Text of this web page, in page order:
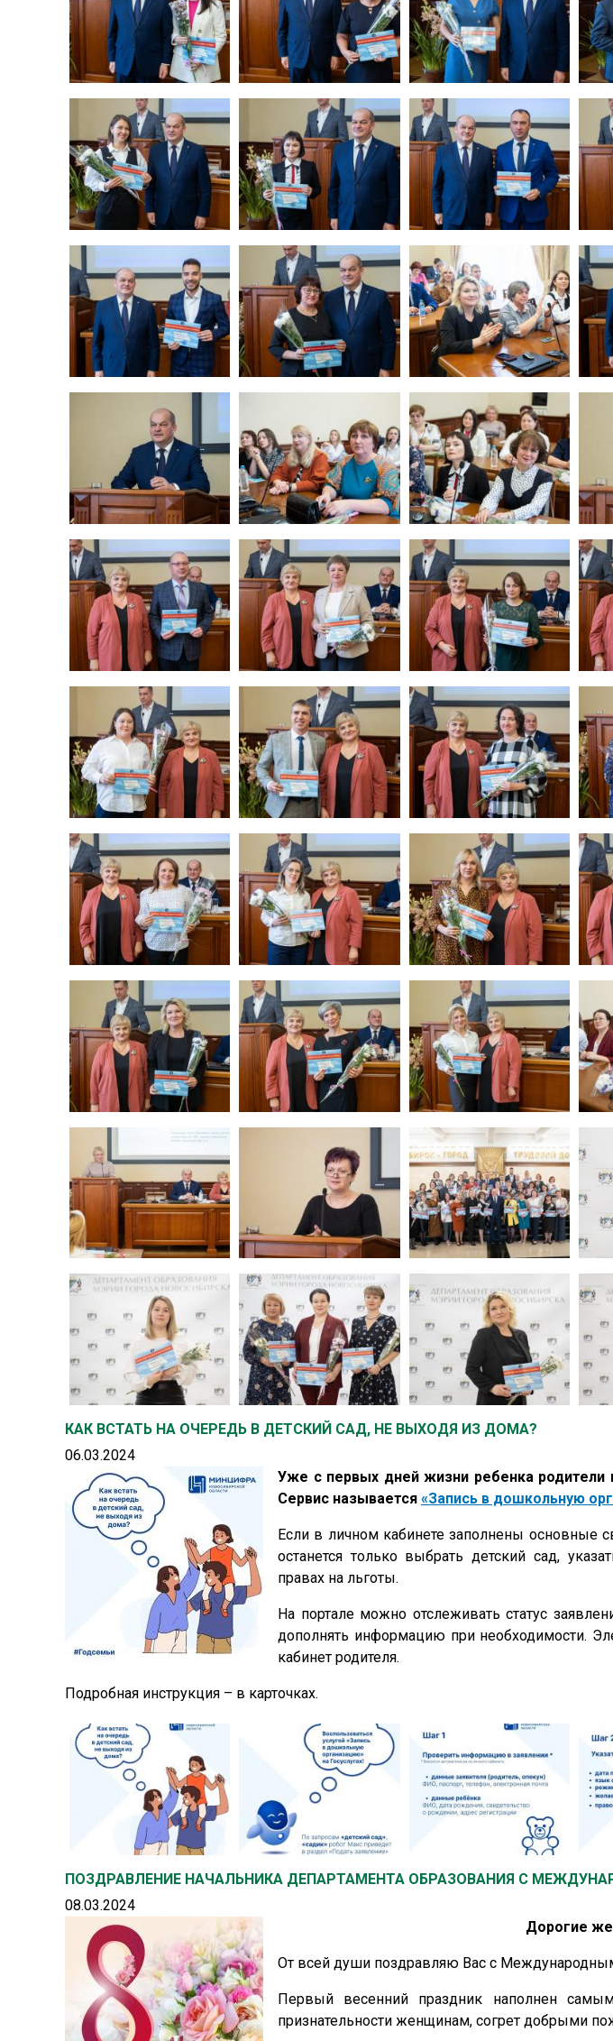
КАК ВСТАТЬ НА ОЧЕРЕДЬ В ДЕТСКИЙ САД, НЕ ВЫХОДЯ ИЗ ДОМА?
06.03.2024
Уже с первых дней жизни ребенка родители
Сервис называется «Запись в дошкольную
Если в личном кабинете заполнены основные
останется только выбрать детский сад,
правах на льготы.
На портале можно отслеживать статус
дополнять информацию при необходимости.
кабинет родителя.
Подробная инструкция – в карточках.
ПОЗДРАВЛЕНИЕ НАЧАЛЬНИКА ДЕПАРТАМЕНТА ОБРАЗОВАНИЯ С
08.03.2024
Дорогие
От всей души поздравляю Вас с
Первый весенний праздник наполнен
признательности женщинам, согрет добрыми